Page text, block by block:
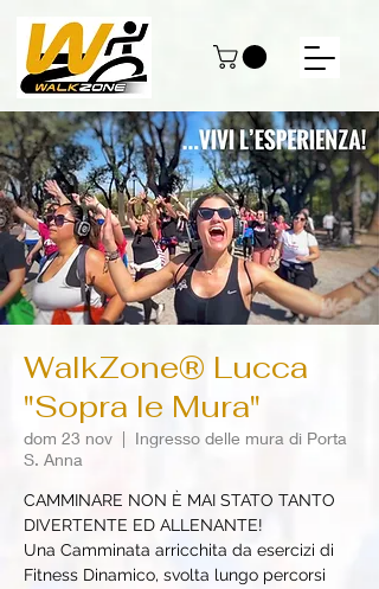
WalkZone® Lucca
"Sopra le Mura"
dom 23 nov
  |
Ingresso delle mura di Porta
S. Anna
CAMMINARE NON È MAI STATO TANTO
DIVERTENTE ED ALLENANTE!
Una Camminata arricchita da esercizi di
Fitness Dinamico, svolta lungo percorsi